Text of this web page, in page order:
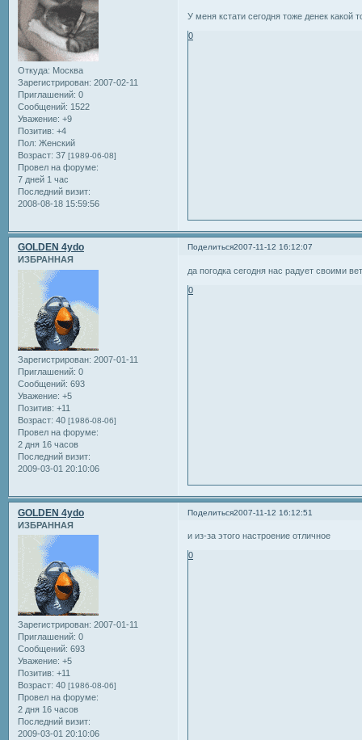
Откуда: Москва
Зарегистрирован: 2007-02-11
Приглашений: 0
Сообщений: 1522
Уважение: +9
Позитив: +4
Пол: Женский
Возраст: 37 [1989-06-08]
Провел на форуме:
7 дней 1 час
Последний визит:
2008-08-18 15:59:56
У меня кстати сегодня тоже денек какой
0
Поделиться2007-11-12 16:12:07
GOLDEN 4ydo
ИЗБРАННАЯ
Зарегистрирован: 2007-01-11
Приглашений: 0
Сообщений: 693
Уважение: +5
Позитив: +11
Возраст: 40 [1986-08-06]
Провел на форуме:
2 дня 16 часов
Последний визит:
2009-03-01 20:10:06
да погодка сегодня нас радует своими
0
Поделиться2007-11-12 16:12:51
GOLDEN 4ydo
ИЗБРАННАЯ
Зарегистрирован: 2007-01-11
Приглашений: 0
Сообщений: 693
Уважение: +5
Позитив: +11
Возраст: 40 [1986-08-06]
Провел на форуме:
2 дня 16 часов
Последний визит:
2009-03-01 20:10:06
и из-за этого настроение отличное
0